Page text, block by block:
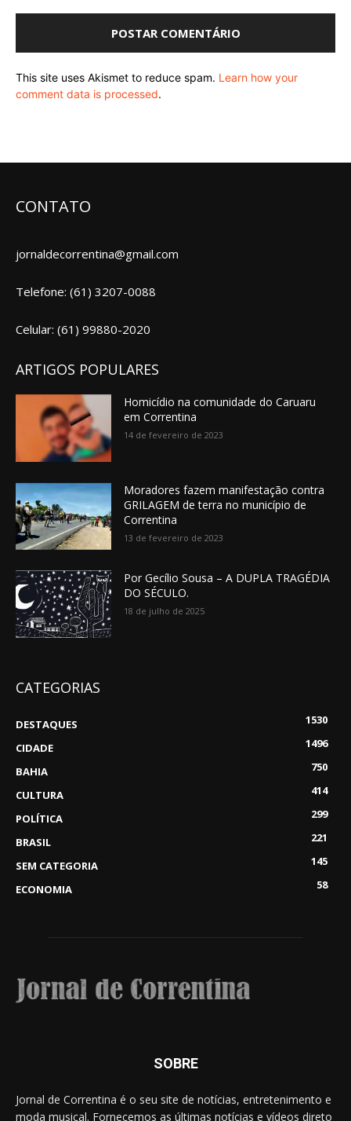
This site uses Akismet to reduce spam. Learn how your
comment data is processed.
CONTATO
jornaldecorrentina@gmail.com
Telefone: (61) 3207-0088
Celular: (61) 99880-2020
ARTIGOS POPULARES
Homicídio na comunidade do Caruaru
em Correntina
14 de fevereiro de 2023
Moradores fazem manifestação contra
GRILAGEM de terra no município de
Correntina
13 de fevereiro de 2023
Por Gecílio Sousa – A DUPLA TRAGÉDIA
DO SÉCULO.
18 de julho de 2025
CATEGORIAS
DESTAQUES
1530
CIDADE
1496
BAHIA
750
CULTURA
414
POLÍTICA
299
BRASIL
221
SEM CATEGORIA
145
ECONOMIA
58
SOBRE
Jornal de Correntina é o seu site de notícias, entretenimento e
moda musical. Fornecemos as últimas notícias e vídeos direto